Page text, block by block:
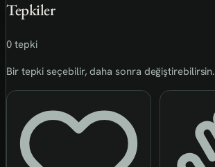
Tepkiler
0 tepki
Bir tepki seçebilir, daha sonra değiştirebilirsin.